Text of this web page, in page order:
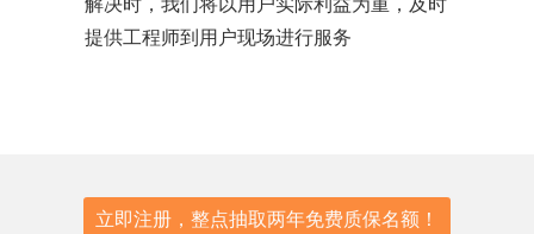
提供工程师到用户现场进行服务
立即注册，整点抽取两年免费质保名额！